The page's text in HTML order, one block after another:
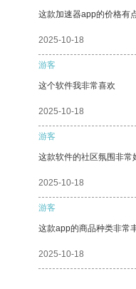
这款加速器app的价格有
2025-10-18
游客
这个软件我非常喜欢
2025-10-18
游客
这款软件的社区氛围非常
2025-10-18
游客
这款app的商品种类非常
2025-10-18